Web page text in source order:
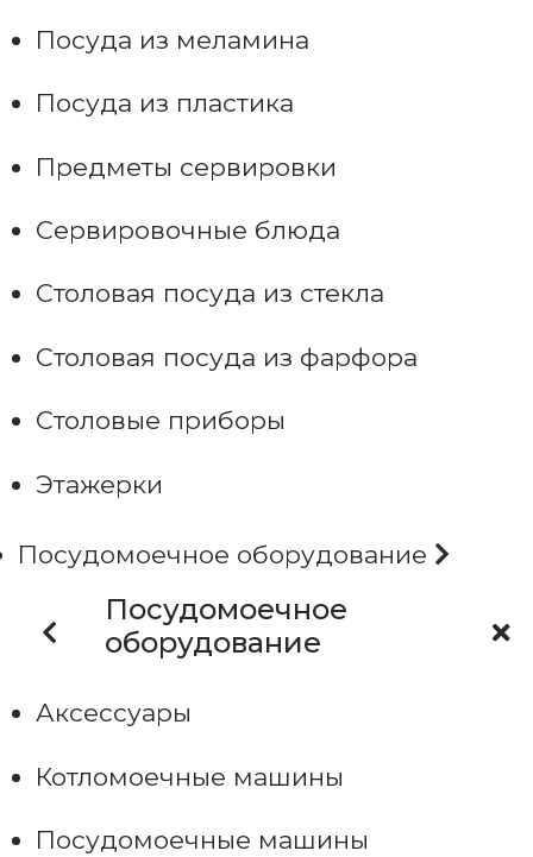
Посуда из меламина
Посуда из пластика
Предметы сервировки
Сервировочные блюда
Столовая посуда из стекла
Столовая посуда из фарфора
Столовые приборы
Этажерки
Посудомоечное оборудование
Посудомоечное
оборудование
Аксессуары
Котломоечные машины
Посудомоечные машины